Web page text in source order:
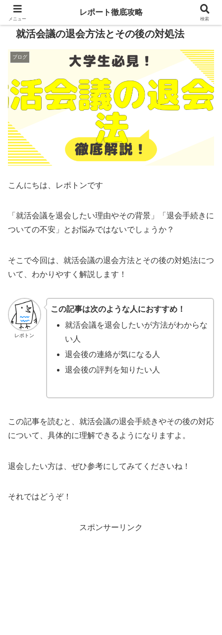
就活会議の退会方法とその後の対処法
ブログ
こんにちは、レポトンです
「就活会議を退会したい理由やその背景」「退会手続きに
ついての不安」とお悩みではないでしょうか？
そこで今回は、就活会議の退会方法とその後の対処法につ
いて、わかりやすく解説します！
レポトン
この記事は次のような人におすすめ！
就活会議を退会したいが方法がわからな
い人
退会後の連絡が気になる人
退会後の評判を知りたい人
この記事を読むと、就活会議の退会手続きやその後の対応
について、具体的に理解できるようになりますよ。
退会したい方は、ぜひ参考にしてみてくださいね！
それではどうぞ！
スポンサーリンク
メニュー
レポート徹底攻略
検索